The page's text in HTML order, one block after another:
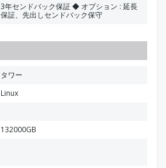
3年センドバック保証 ◆ オプション : 延長
保証、先出しセンドバック保守
タワー
Linux
132000GB